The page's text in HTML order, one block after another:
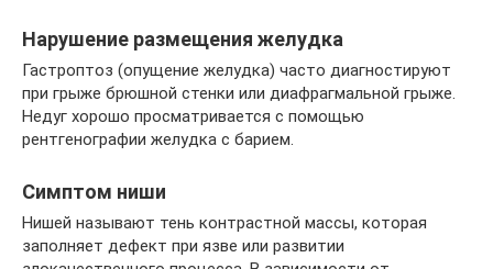
Нарушение размещения желудка
Гастроптоз (опущение желудка) часто диагностируют
при грыже брюшной стенки или диафрагмальной грыже.
Недуг хорошо просматривается с помощью
рентгенографии желудка с барием.
Симптом ниши
Нишей называют тень контрастной массы, которая
заполняет дефект при язве или развитии